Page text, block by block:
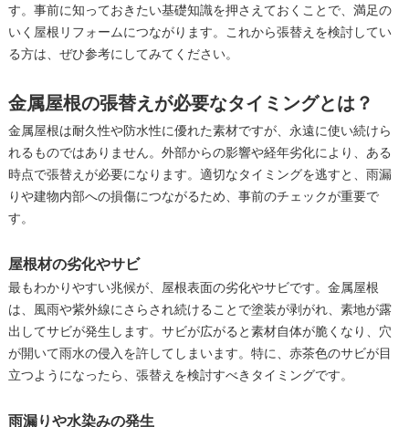
す。事前に知っておきたい基礎知識を押さえておくことで、満足の
いく屋根リフォームにつながります。これから張替えを検討してい
る方は、ぜひ参考にしてみてください。
金属屋根の張替えが必要なタイミングとは？
金属屋根は耐久性や防水性に優れた素材ですが、永遠に使い続けら
れるものではありません。外部からの影響や経年劣化により、ある
時点で張替えが必要になります。適切なタイミングを逃すと、雨漏
りや建物内部への損傷につながるため、事前のチェックが重要で
す。
屋根材の劣化やサビ
最もわかりやすい兆候が、屋根表面の劣化やサビです。金属屋根
は、風雨や紫外線にさらされ続けることで塗装が剥がれ、素地が露
出してサビが発生します。サビが広がると素材自体が脆くなり、穴
が開いて雨水の侵入を許してしまいます。特に、赤茶色のサビが目
立つようになったら、張替えを検討すべきタイミングです。
雨漏りや水染みの発生